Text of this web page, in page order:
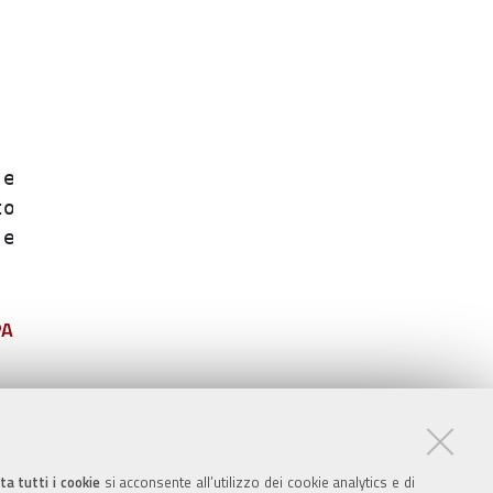
tutti i cookiesi acconsente all’utilizzo dei cookie analytics e di
effettuate dai;
e tempo ;
dai dipendenti;